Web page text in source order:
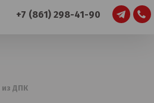
+7 (861) 298-41-90
из ДПК